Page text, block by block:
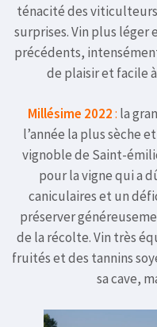
ténacité des
surprises. Vin plus léger
précédents,
de plaisir et facile
Millésime 2022: la
l’année la plus sèche
vignoble de Saint-
pour la vigne qui a
caniculaires et un
préserver
de la récolte. Vin très
fruités et des tannins
sa cave,